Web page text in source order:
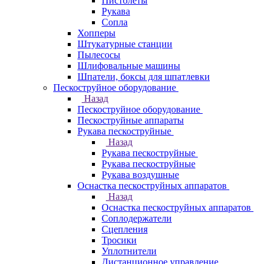
Рукава
Сопла
Хопперы
Штукатурные станции
Пылесосы
Шлифовальные машины
Шпатели, боксы для шпатлевки
Пескоструйное оборудование
Назад
Пескоструйное оборудование
Пескоструйные аппараты
Рукава пескоструйные
Назад
Рукава пескоструйные
Рукава пескоструйные
Рукава воздушные
Оснастка пескоструйных аппаратов
Назад
Оснастка пескоструйных аппаратов
Соплодержатели
Сцепления
Тросики
Уплотнители
Дистанционное управление